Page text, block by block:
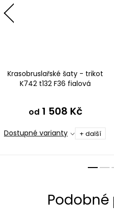
Krasobruslařské šaty - trikot
K742 t132 F36 fialová
od1 508 Kč
Dostupné varianty + další